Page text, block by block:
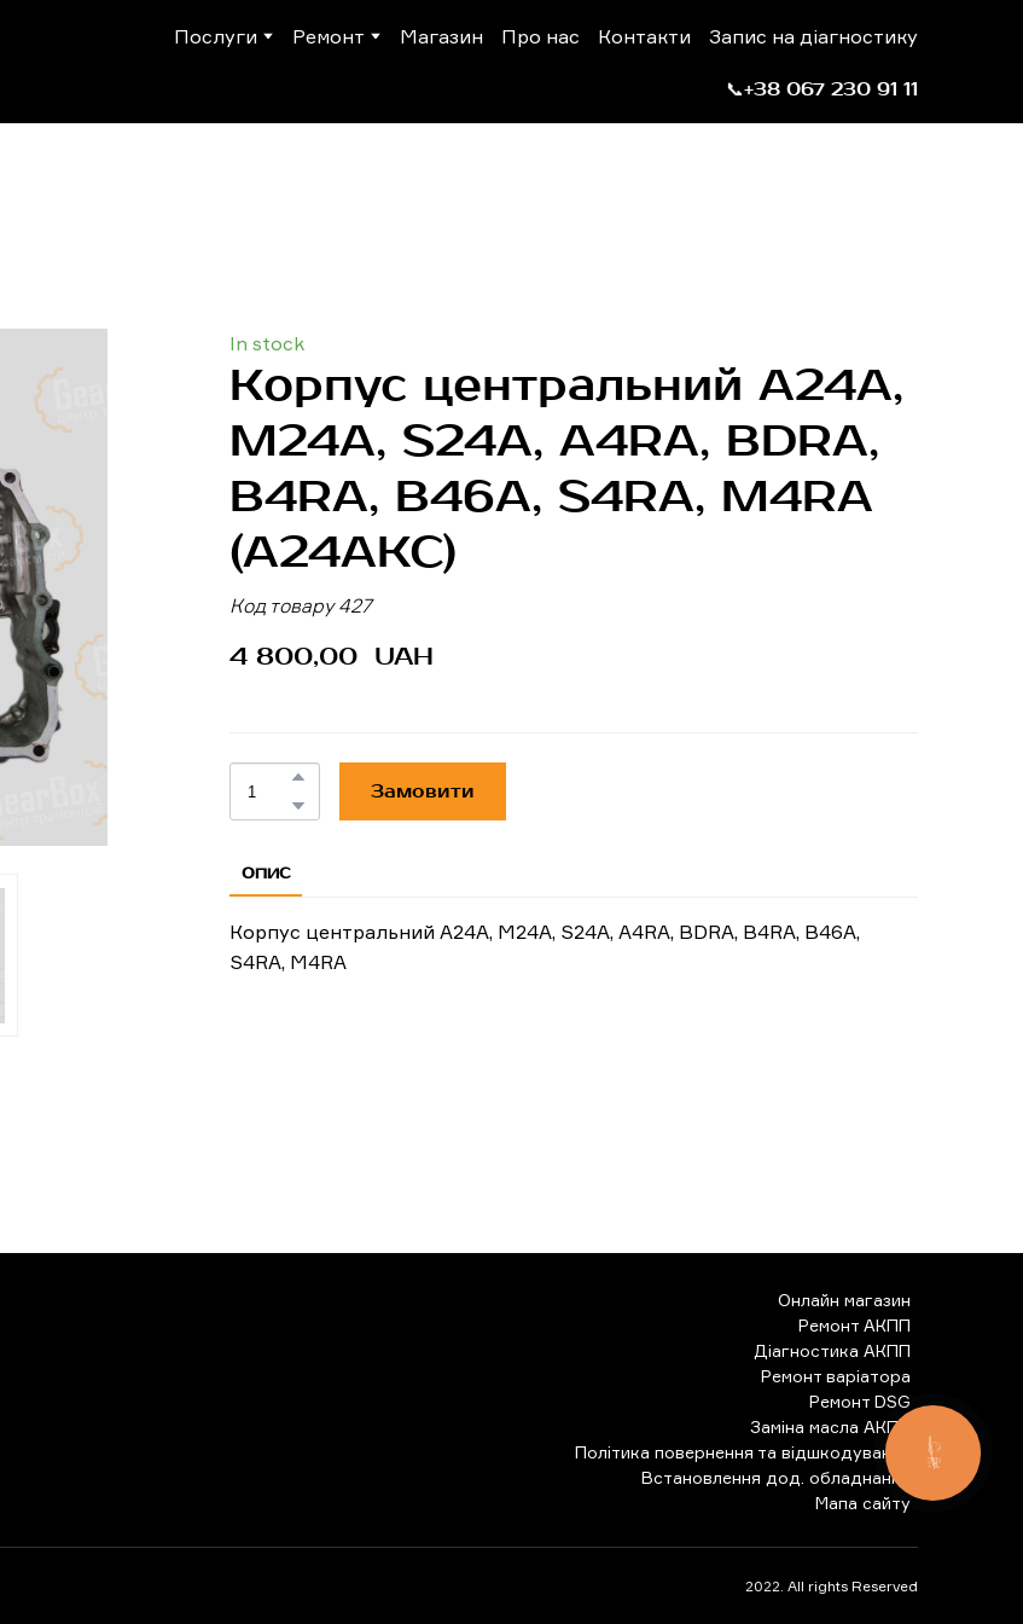
Послуги Ремонт Магазин Про нас Контакти Запис на діагностику
📞+38 067 230 91 11
In stock
Корпус центральний A24A,
M24A, S24A, A4RA, BDRA,
B4RA, B46A, S4RA, M4RA
(A24AKC)
Код товару 427
4 800,00  UAH
Замовити
ОПИС
Корпус центральний A24A, M24A, S24A, A4RA, BDRA, B4RA, B46A,
S4RA, M4RA
Онлайн магазин
Ремонт АКПП
Діагностика АКПП
Ремонт варіатора
Ремонт DSG
Заміна масла АКПП
Політика повернення та відшкодування
Встановлення дод. обладнання
Мапа сайту
2022. All rights Reserved
КНОПКА
ЗВ'ЯЗКУ